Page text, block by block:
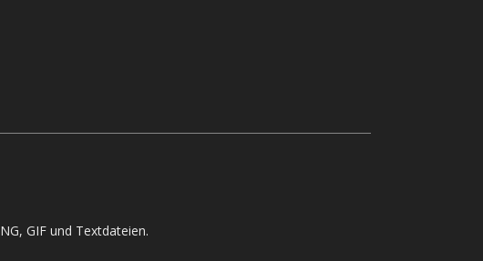
GIF und Textdateien.